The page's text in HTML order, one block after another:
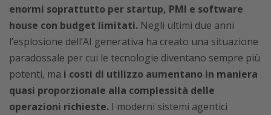
enormi soprattutto per startup, PMI e software
house con budget limitati. Negli ultimi due anni
l’esplosione dell’AI generativa ha creato una situazione
paradossale per cui le tecnologie diventano sempre più
potenti, ma i costi di utilizzo aumentano in maniera
quasi proporzionale alla complessità delle
operazioni richieste. I moderni sistemi agentici